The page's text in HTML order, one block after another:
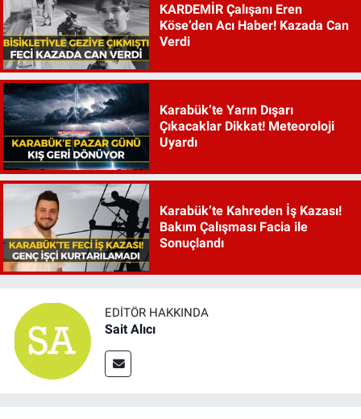
KARDEMİR Çalışanı Eren
Köse’den Acı Haber! Kazada Can
Verdi
Karabük’te Yarın Dışarı
Çıkacaklar Dikkat! Meteoroloji
Uyardı
Karabük’te Kahreden İş Kazası!
Bakım Çalışması Facia ile
Sonuçlandı
EDITÖR HAKKINDA
Sait Alıcı